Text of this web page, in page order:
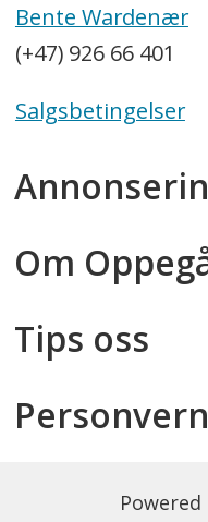
Bente Wardenær
(+47) 926 66 401
Salgsbetingelser
Om
Tips oss
Personvern